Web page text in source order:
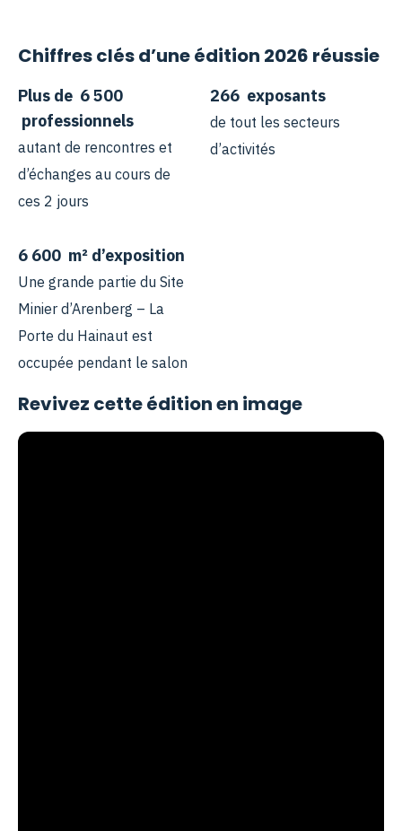
Chiffres clés d’une édition 2026 réussie
Plus de 6 500
professionnels
autant de rencontres et
d’échanges au cours de
ces 2 jours
266 exposants
de tout les secteurs
d’activités
6 600 m² d’exposition
Une grande partie du Site
Minier d’Arenberg – La
Porte du Hainaut est
occupée pendant le salon
Revivez cette édition en image